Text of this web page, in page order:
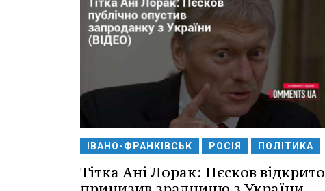
ІВАНО-ФРАНКІВСЬК РОСІЯ ПОЛІТИКА
Тітка Ані Лорак: Пєсков відкрито